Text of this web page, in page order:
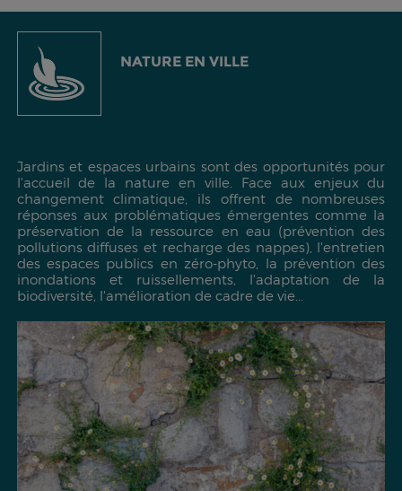
NATURE EN VILLE
Jardins et espaces urbains sont des opportunités pour
l'accueil de la nature en ville. Face aux enjeux du
changement climatique, ils offrent de nombreuses
réponses aux problématiques émergentes comme la
préservation de la ressource en eau (prévention des
pollutions diffuses et recharge des nappes), l'entretien
des espaces publics en zéro-phyto, la prévention des
inondations et ruissellements, l'adaptation de la
biodiversité, l'amélioration de cadre de vie...